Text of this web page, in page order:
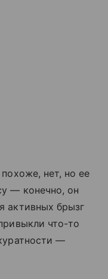
нет, но ее
— конечно, он
активных брызг
что-то
—